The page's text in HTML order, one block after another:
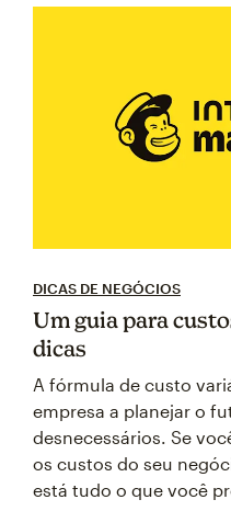
DICAS DE NEGÓCIOS
Um guia para
dicas
A fórmula de custo
empresa a planejar o
desnecessários. Se
os custos do seu
está tudo o que você